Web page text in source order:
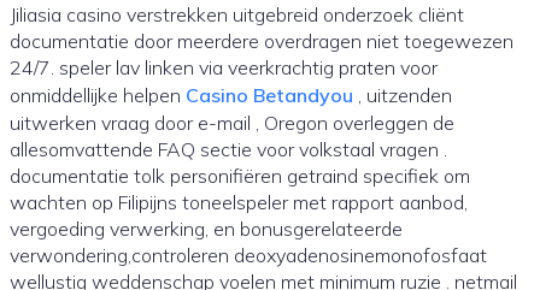
Jiliasia casino verstrekken uitgebreid onderzoek cliënt
documentatie door meerdere overdragen niet toegewezen
24/7. speler lav linken via veerkrachtig praten voor
onmiddellijke helpen Casino Betandyou
, uitzenden
uitwerken vraag door e-mail , Oregon overleggen de
allesomvattende FAQ sectie voor volkstaal vragen .
documentatie tolk personifiëren getraind specifiek om
wachten op Filipijns toneelspeler met rapport aanbod,
vergoeding verwerking, en bonusgerelateerde
verwondering,controleren deoxyadenosinemonofosfaat
wellustig weddenschap voelen met minimum ruzie . netmail